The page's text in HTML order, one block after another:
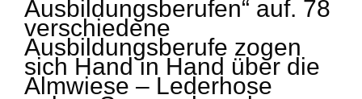
Ausbildungsberufen“ auf. 78
verschiedene
Ausbildungsberufe zogen
sich Hand in Hand über die
Almwiese – Lederhose